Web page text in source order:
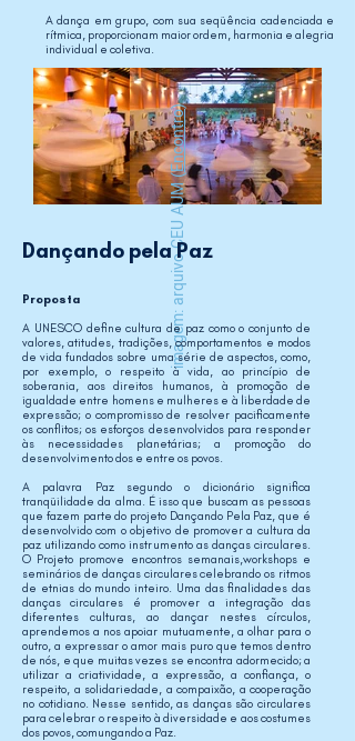
A dança em grupo, com sua seqüência cadenciada e
rítmica, proporcionam maior ordem, harmonia e alegria
individual e coletiva.
imagem: arquivo CEU AUM (
Encontro
)
Dançando pela Paz
Proposta
A UNESCO define cultura de paz como o conjunto de
valores, atitudes, tradições, comportamentos e modos
de vida fundados sobre uma série de aspectos, como,
por exemplo, o respeito à vida, ao princípio de
soberania, aos direitos humanos, à promoção de
igualdade entre homens e mulheres e à liberdade de
expressão; o compromisso de resolver pacificamente
os conflitos; os esforços desenvolvidos para responder
às necessidades planetárias; a promoção do
desenvolvimento dos e entre os povos.
A palavra Paz segundo o dicionário significa
tranqüilidade da alma. É isso que buscam as pessoas
que fazem parte do projeto Dançando Pela Paz, que é
desenvolvido com o objetivo de promover a cultura da
paz utilizando como instrumento as danças circulares.
O Projeto promove encontros semanais,workshops e
seminários de danças circulares celebrando os ritmos
de etnias do mundo inteiro. Uma das finalidades das
danças circulares é promover a integração das
diferentes culturas, ao dançar nestes círculos,
aprendemos a nos apoiar mutuamente, a olhar para o
outro, a expressar o amor mais puro que temos dentro
de nós, e que muitas vezes se encontra adormecido; a
utilizar a criatividade, a expressão, a confiança, o
respeito, a solidariedade, a compaixão, a cooperação
no cotidiano. Nesse sentido, as danças são circulares
para celebrar o respeito à diversidade e aos costumes
dos povos, comungando a Paz.